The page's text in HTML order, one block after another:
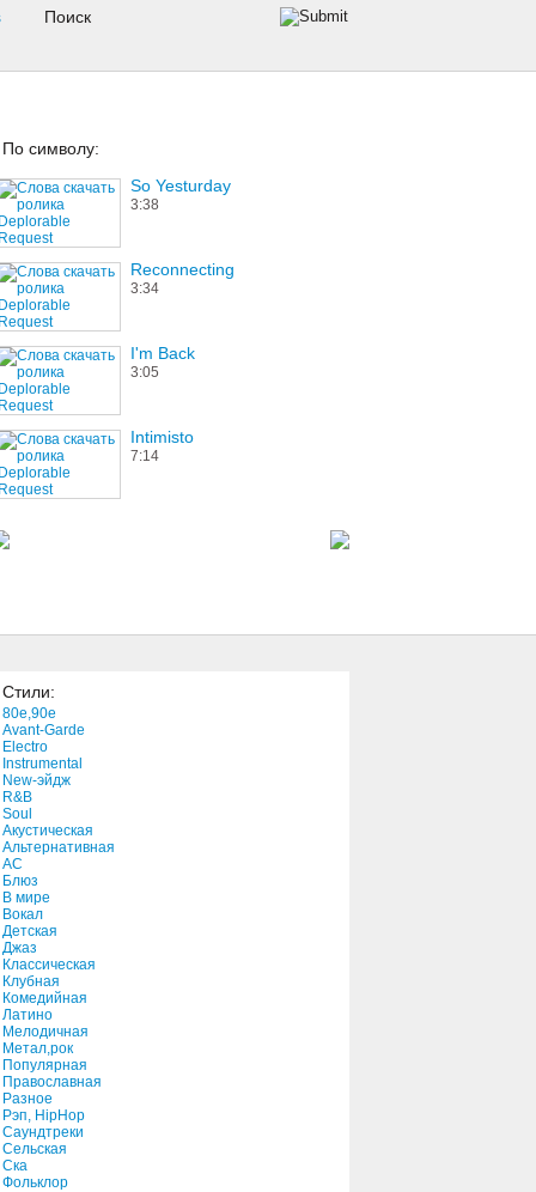
По символу:
So Yesturday
3:38
Reconnecting
3:34
I'm Back
3:05
Intimisto
7:14
(That'll Do)
Стили:
80e,90e
Avant-Garde
Electro
Instrumental
New-эйдж
R&B
Soul
Акустическая
Альтернативная
АС
Блюз
В мире
Вокал
Детская
Джаз
Классическая
Клубная
Комедийная
Латино
Мелодичная
Метал,рок
Популярная
Православная
Разное
Рэп, HipHop
Саундтреки
Сельская
Ска
Фольклор